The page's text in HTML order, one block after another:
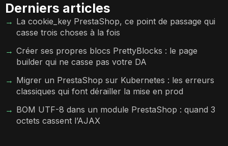
Derniers articles
La cookie_key PrestaShop, ce point de passage qui
casse trois choses à la fois
Créer ses propres blocs PrettyBlocks : le page
builder qui ne casse pas votre DA
Migrer un PrestaShop sur Kubernetes : les erreurs
classiques qui font dérailler la mise en prod
BOM UTF-8 dans un module PrestaShop : quand 3
octets cassent l’AJAX